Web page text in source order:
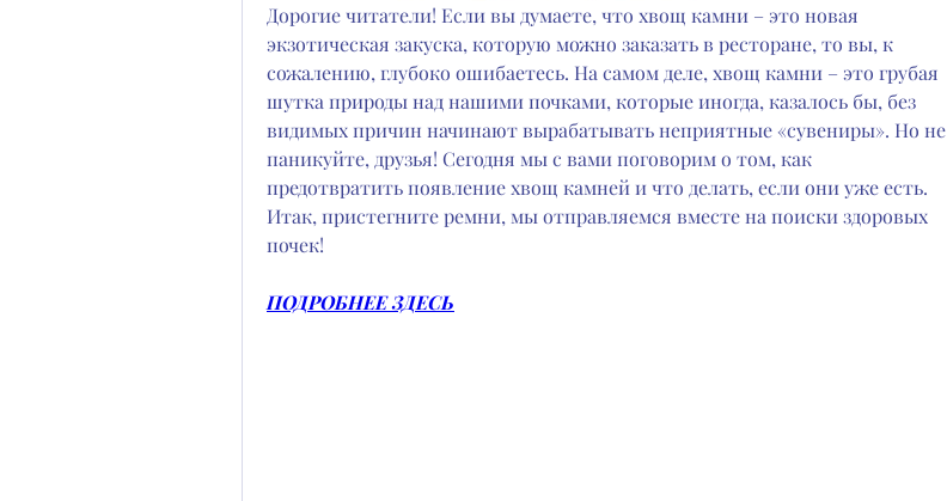
Дорогие читатели! Если вы думаете, что хвощ камни – это новая
экзотическая закуска, которую можно заказать в ресторане, то вы, к
сожалению, глубоко ошибаетесь. На самом деле, хвощ камни – это грубая
шутка природы над нашими почками, которые иногда, казалось бы, без
видимых причин начинают вырабатывать неприятные «сувениры». Но не
паникуйте, друзья! Сегодня мы с вами поговорим о том, как
предотвратить появление хвощ камней и что делать, если они уже есть.
Итак, пристегните ремни, мы отправляемся вместе на поиски здоровых
почек!
ПОДРОБНЕЕ ЗДЕСЬ